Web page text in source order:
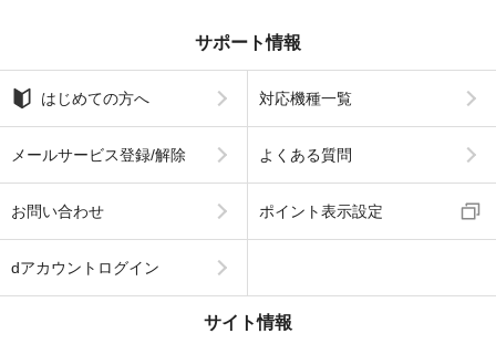
サポート情報
はじめての方へ 対応機種一覧
メールサービス登録/解除 よくある質問
お問い合わせ ポイント表示設定
dアカウントログイン
サイト情報